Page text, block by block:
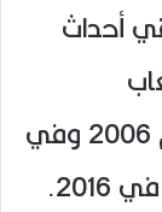
أحداث
الأوليمبية الشتوية في تورينو عام 2006 وفي